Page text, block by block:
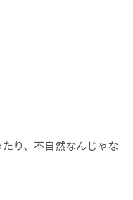
たり、不自然なんじゃな